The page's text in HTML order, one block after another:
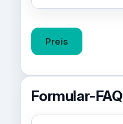
Preis
Formular-FAQ